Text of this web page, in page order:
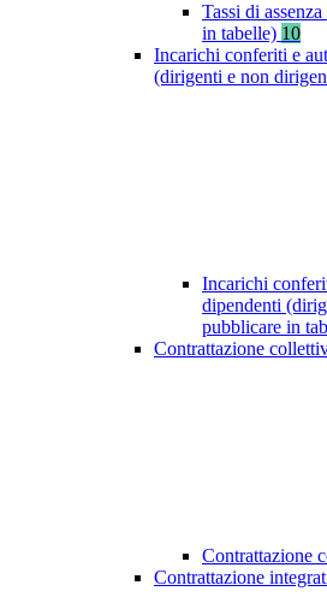
Tassi di
in tabelle) 10
Incarichi conferiti e
(dirigenti e non
Incarichi
dipendenti
pubblicare in
Contrattazione
Contrattazione
Contrattazione